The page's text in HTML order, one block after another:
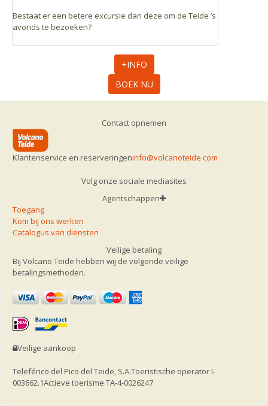
Bestaat er een betere excursie dan deze om de Teide ’s
avonds te bezoeken?
+INFO
BOEK NU
Contact opnemen
Klantenservice en reserveringeninfo@volcanoteide.com
Volg onze sociale mediasites
Agentschappen
Toegang
Kom bij ons werken
Catalogus van diensten
Veilige betaling
Bij Volcano Teide hebben wij de volgende veilige
betalingsmethoden.
Veilige aankoop
Teleférico del Pico del Teide, S.A.Toeristische operator I-
003662.1Actieve toerisme TA-4-0026247